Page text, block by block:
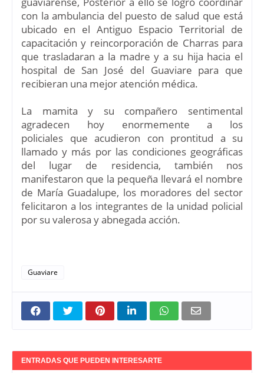
con la ambulancia del puesto de salud que está
ubicado en el Antiguo Espacio Territorial de
capacitación y reincorporación de Charras para
que trasladaran a la madre y a su hija hacia el
hospital de San José del Guaviare para que
recibieran una mejor atención médica.
La mamita y su compañero sentimental
agradecen hoy enormemente a los
policiales que acudieron con prontitud a su
llamado y más por las condiciones geográficas
del lugar de residencia, también nos
manifestaron que la pequeña llevará el nombre
de María Guadalupe, los moradores del sector
felicitaron a los integrantes de la unidad policial
por su valerosa y abnegada acción.
Guaviare
ENTRADAS QUE PUEDEN INTERESARTE